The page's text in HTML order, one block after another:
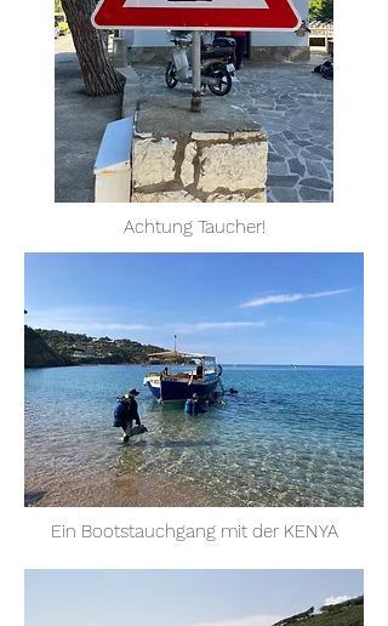
Achtung Taucher!
Ein Bootstauchgang mit der KENYA